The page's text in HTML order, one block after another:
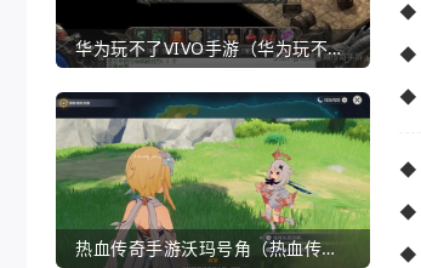
华为玩不了VIVO手游（华为玩不了VIVO手游怎么办）
热血传奇手游沃玛号角（热血传奇沃玛装备隐藏属性）
◆
◆
◆
◆
◆
◆